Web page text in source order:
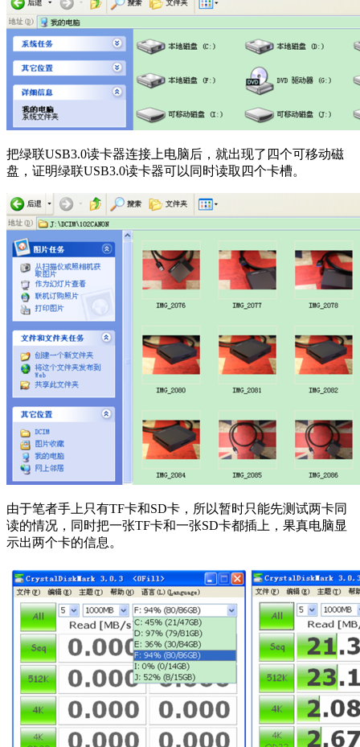
把绿联USB3.0读卡器连接上电脑后，就出现了四个可移动磁
盘，证明绿联USB3.0读卡器可以同时读取四个卡槽。
由于笔者手上只有TF卡和SD卡，所以暂时只能先测试两卡同
读的情况，同时把一张TF卡和一张SD卡都插上，果真电脑显
示出两个卡的信息。